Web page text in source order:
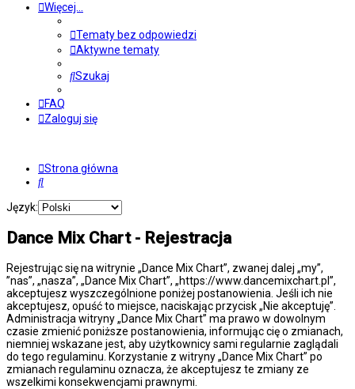
Więcej…
Tematy bez odpowiedzi
Aktywne tematy
Szukaj
FAQ
Zaloguj się
Strona główna
Szukaj
Język:
Dance Mix Chart - Rejestracja
Rejestrując się na witrynie „Dance Mix Chart”, zwanej dalej „my”,
”nas”, „nasza”, „Dance Mix Chart”, „https://www.dancemixchart.pl”,
akceptujesz wyszczególnione poniżej postanowienia. Jeśli ich nie
akceptujesz, opuść to miejsce, naciskając przycisk „Nie akceptuję”.
Administracja witryny „Dance Mix Chart” ma prawo w dowolnym
czasie zmienić poniższe postanowienia, informując cię o zmianach,
niemniej wskazane jest, aby użytkownicy sami regularnie zaglądali
do tego regulaminu. Korzystanie z witryny „Dance Mix Chart” po
zmianach regulaminu oznacza, że akceptujesz te zmiany ze
wszelkimi konsekwencjami prawnymi.